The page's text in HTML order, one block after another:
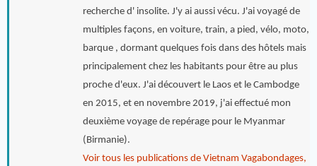
recherche d' insolite. J'y ai aussi vécu. J'ai voyagé de
multiples façons, en voiture, train, a pied, vélo, moto,
barque , dormant quelques fois dans des hôtels mais
principalement chez les habitants pour être au plus
proche d'eux. J'ai découvert le Laos et le Cambodge
en 2015, et en novembre 2019, j'ai effectué mon
deuxième voyage de repérage pour le Myanmar
(Birmanie).
Voir tous les publications de Vietnam Vagabondages,